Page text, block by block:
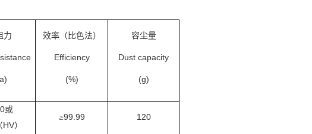
力 效率（比色法）
Efficiency
(%)
容尘量
Dust capacity
(g)
或
HV）
≥99.99 120